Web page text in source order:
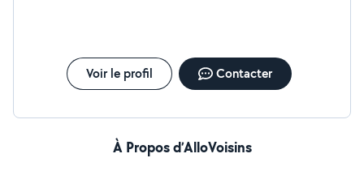
Voir le profil Contacter
À Propos d’AlloVoisins